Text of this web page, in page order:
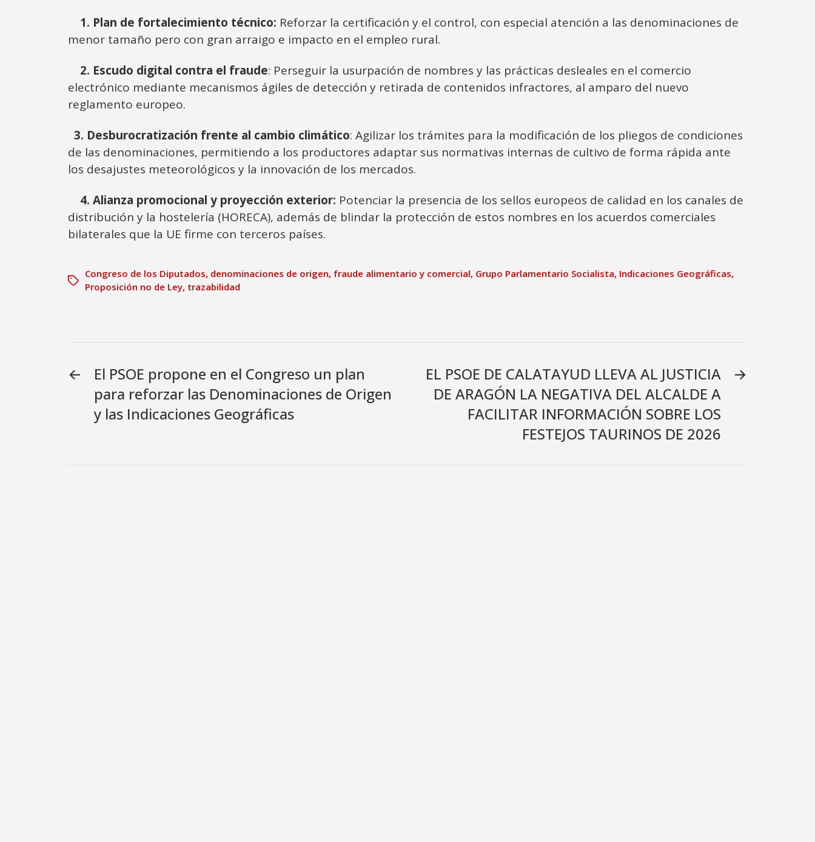
1. Plan de fortalecimiento técnico: Reforzar la certificación y el control, con especial atención a las denominaciones de
menor tamaño pero con gran arraigo e impacto en el empleo rural.
2. Escudo digital contra el fraude: Perseguir la usurpación de nombres y las prácticas desleales en el comercio
electrónico mediante mecanismos ágiles de detección y retirada de contenidos infractores, al amparo del nuevo
reglamento europeo.
3. Desburocratización frente al cambio climático: Agilizar los trámites para la modificación de los pliegos de condiciones
de las denominaciones, permitiendo a los productores adaptar sus normativas internas de cultivo de forma rápida ante
los desajustes meteorológicos y la innovación de los mercados.
4. Alianza promocional y proyección exterior: Potenciar la presencia de los sellos europeos de calidad en los canales de
distribución y la hostelería (HORECA), además de blindar la protección de estos nombres en los acuerdos comerciales
bilaterales que la UE firme con terceros países.
Congreso de los Diputados, denominaciones de origen, fraude alimentario y comercial, Grupo Parlamentario Socialista, Indicaciones Geográficas,
Proposición no de Ley, trazabilidad
←
El PSOE propone en el Congreso un plan
para reforzar las Denominaciones de Origen
y las Indicaciones Geográficas
→
EL PSOE DE CALATAYUD LLEVA AL JUSTICIA
DE ARAGÓN LA NEGATIVA DEL ALCALDE A
FACILITAR INFORMACIÓN SOBRE LOS
FESTEJOS TAURINOS DE 2026